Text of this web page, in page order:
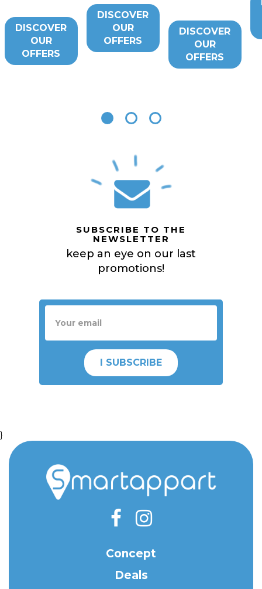
DISCOVER
OUR
OFFERS
DISCOVER
OUR
OFFERS
DISCOVER
OUR
OFFERS
SUBSCRIBE TO THE
NEWSLETTER
keep an eye on our last
promotions!
I SUBSCRIBE
}
Concept
Deals